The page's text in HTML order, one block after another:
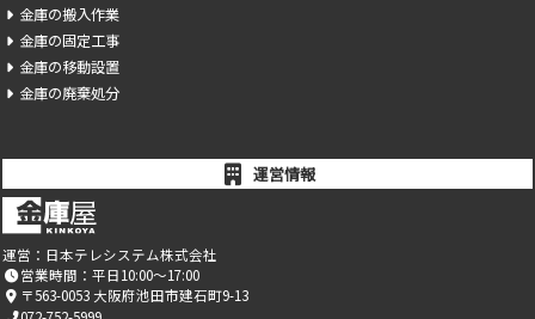
運営情報
運営： 日本テレシステム株式会社
営業時間：平日10:00～17:00
〒563-0053 大阪府池田市建石町9-13
金庫の搬入作業
金庫の固定工事
金庫の移動設置
金庫の廃棄処分